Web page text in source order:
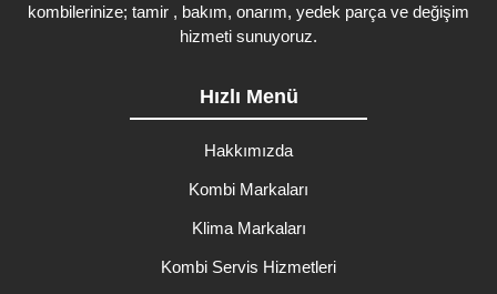
kombilerinize; tamir , bakım, onarım, yedek parça ve değişim
hizmeti sunuyoruz.
Hızlı Menü
Hakkımızda
Kombi Markaları
Klima Markaları
Kombi Servis Hizmetleri